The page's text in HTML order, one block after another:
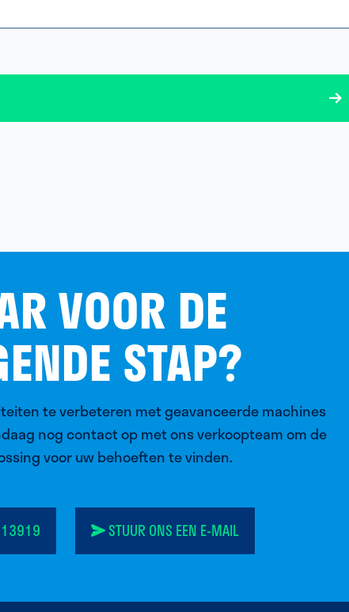
VOOR DE
STAP?
te verbeteren met geavanceerde machines
nog contact op met ons verkoopteam om de
voor uw behoeften te vinden.
STUUR ONS EEN E-MAIL